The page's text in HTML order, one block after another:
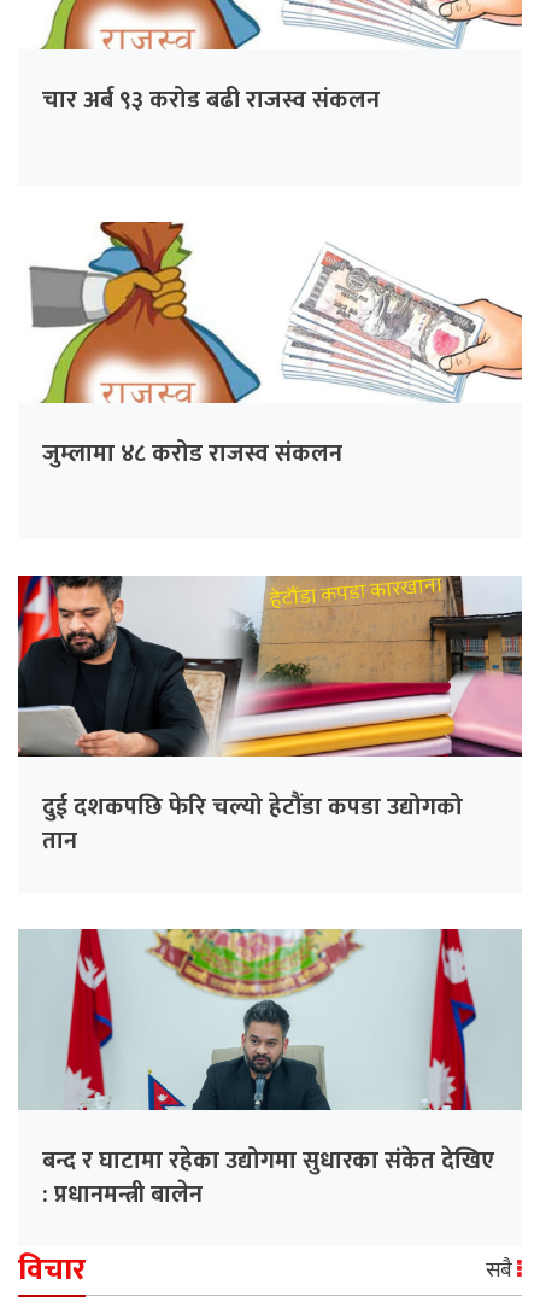
चार अर्ब ९३ करोड बढी राजस्व संकलन
जुम्लामा ४८ करोड राजस्व संकलन
दुई दशकपछि फेरि चल्यो हेटौंडा कपडा उद्योगको
तान
बन्द र घाटामा रहेका उद्योगमा सुधारका संकेत देखिए
: प्रधानमन्त्री बालेन
विचार सबै